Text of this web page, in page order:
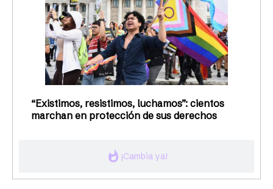
whatshot ¡Cambia ya!
“Existimos, resistimos, luchamos”: cientos
marchan en protección de sus derechos